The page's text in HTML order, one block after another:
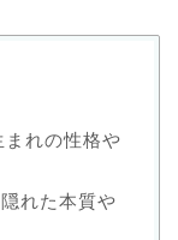
まれの性格や
れた本質や